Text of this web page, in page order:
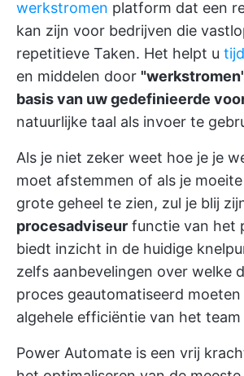
werkstromen platform dat een
kan zijn voor bedrijven die
repetitieve Taken. Het helpt u
en middelen door
basis van uw gedefinieerde
natuurlijke taal als invoer te
Als je niet zeker weet hoe je je
moet afstemmen of als je
grote geheel te zien, zul je blij
procesadviseur functie van het
biedt inzicht in de huidige
zelfs aanbevelingen over welke
proces geautomatiseerd
algehele efficiëntie van het
Power Automate is een vrij